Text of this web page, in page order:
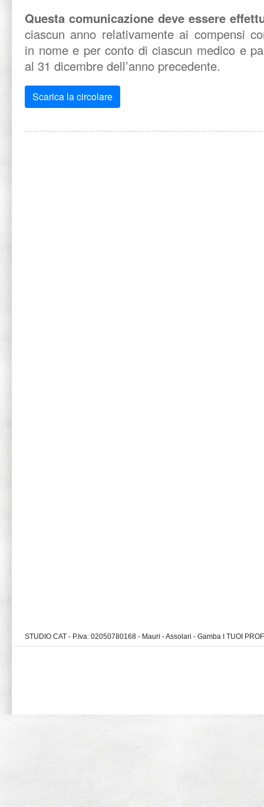
Questa comunicazione deve essere
ciascun anno relativamente ai compensi
in nome e per conto di ciascun medico e
al 31 dicembre dell’anno precedente.
Scarica la circolare
STUDIO CAT - P.Iva: 02050780168 - Mauri - Assolari - Gamba I TUOI